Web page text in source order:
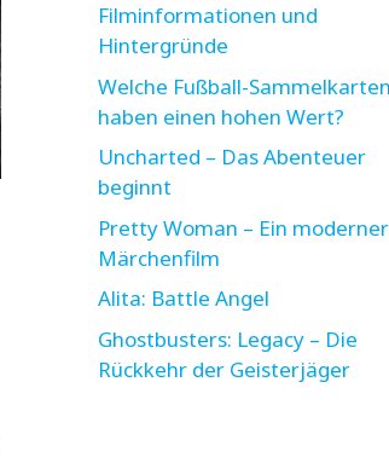
Filminformationen und
Hintergründe
Welche Fußball-Sammelkarten
haben einen hohen Wert?
Uncharted – Das Abenteuer
beginnt
Pretty Woman – Ein moderner
Märchenfilm
Alita: Battle Angel
Ghostbusters: Legacy – Die
Rückkehr der Geisterjäger